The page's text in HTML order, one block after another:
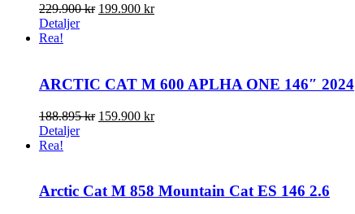
229.900kr Det
199.900 krDet
Detaljer
Rea!
ARCTIC CAT M 600 APLHA ONE 146″ 2024
188.895kr Det
159.900 krDet
Detaljer
Rea!
Arctic Cat M 858 Mountain Cat ES 146 2.6